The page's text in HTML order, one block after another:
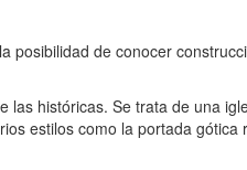
de conocer
históricas. Se trata de una
estilos como la portada gótica